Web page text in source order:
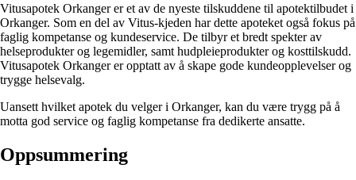
Vitusapotek Orkanger er et av de nyeste tilskuddene til apotektilbudet i
Orkanger. Som en del av Vitus-kjeden har dette apoteket også fokus på
faglig kompetanse og kundeservice. De tilbyr et bredt spekter av
helseprodukter og legemidler, samt hudpleieprodukter og kosttilskudd.
Vitusapotek Orkanger er opptatt av å skape gode kundeopplevelser og
trygge helsevalg.
Uansett hvilket apotek du velger i Orkanger, kan du være trygg på å
motta god service og faglig kompetanse fra dedikerte ansatte.
Oppsummering